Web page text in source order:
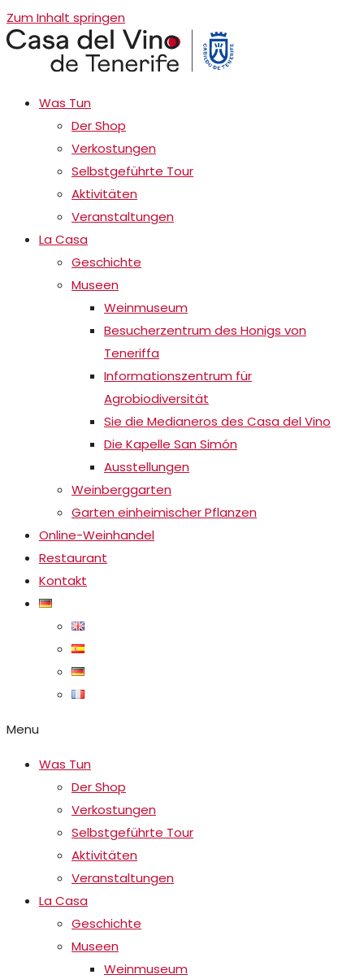
Zum Inhalt springen
Was Tun
Der Shop
Verkostungen
Selbstgeführte Tour
Aktivitäten
Veranstaltungen
La Casa
Geschichte
Museen
Weinmuseum
Besucherzentrum des Honigs von
Teneriffa
Informationszentrum für
Agrobiodiversität
Sie die Medianeros des Casa del Vino
Die Kapelle San Simón
Ausstellungen
Weinberggarten
Garten einheimischer Pflanzen
Online-Weinhandel
Restaurant
Kontakt
Menu
Was Tun
Der Shop
Verkostungen
Selbstgeführte Tour
Aktivitäten
Veranstaltungen
La Casa
Geschichte
Museen
Weinmuseum